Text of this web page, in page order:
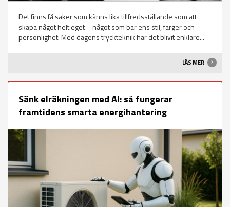
Det finns få saker som känns lika tillfredsställande som att
skapa något helt eget – något som bär ens stil, färger och
personlighet. Med dagens tryckteknik har det blivit enklare...
LÄS MER
Sänk elräkningen med AI: så fungerar
framtidens smarta energihantering